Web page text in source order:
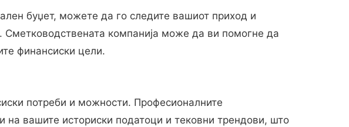
буџет, можете да го следите вашиот приход и
Сметководствената компанија може да ви помогне да
финансиски цели.
потреби и можности. Професионалните
на вашите историски податоци и тековни трендови, што